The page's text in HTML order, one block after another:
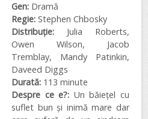
Gen: Dramă
Regie: Stephen Chbosky
Distribuţie: Julia Roberts,
Owen Wilson, Jacob
Tremblay, Mandy Patinkin,
Daveed Diggs
Durată: 113 minute
Despre ce e?: Un băiețel cu
suflet bun și inimă mare dar